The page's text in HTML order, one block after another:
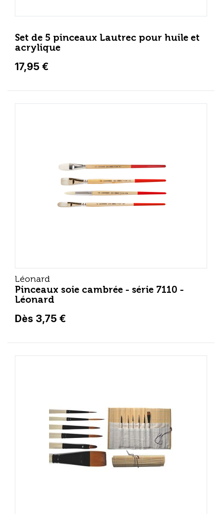
Set de 5 pinceaux Lautrec pour huile et
acrylique
17,95 €
Léonard
Pinceaux soie cambrée - série 7110 -
Léonard
Dès 3,75 €